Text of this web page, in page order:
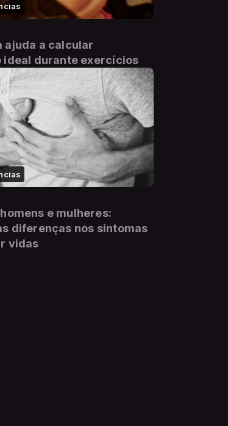
ajuda a calcular
ideal durante exercícios
e mulheres:
diferenças nos sintomas
vidas